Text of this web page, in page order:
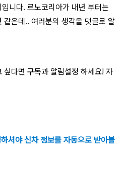
니다. 르노코리아가 내년 부터는
같은데.. 여러분의 생각을 댓글로 알
싶다면 구독과 알림설정 하세요! 자
셔야 신차 정보를 자동으로 받아볼